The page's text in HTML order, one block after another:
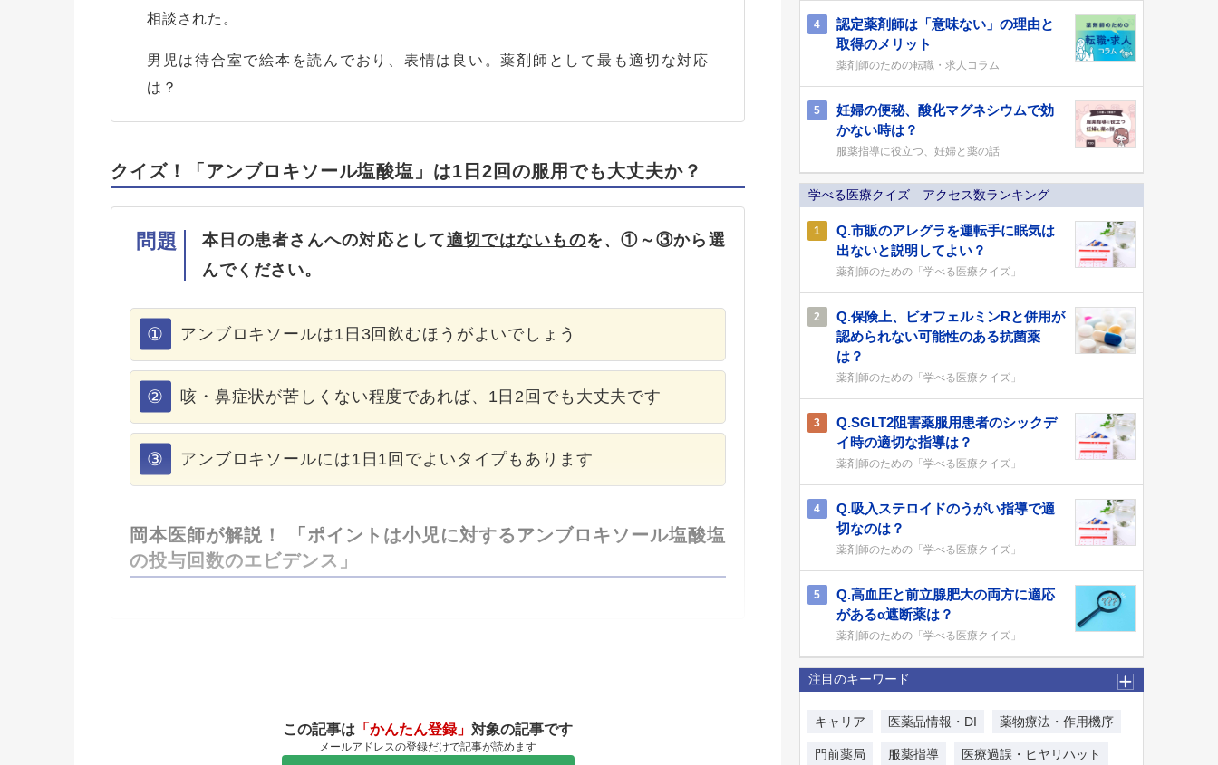
相談された。
男児は待合室で絵本を読んでおり、表情は良い。薬剤師として最も適切な対応
は？
クイズ！「アンブロキソール塩酸塩」は1日2回の服用でも大丈夫か？
問題 本日の患者さんへの対応として適切ではないものを、①～③から選
んでください。
① アンブロキソールは1日3回飲むほうがよいでしょう
② 咳・鼻症状が苦しくない程度であれば、1日2回でも大丈夫です
③ アンブロキソールには1日1回でよいタイプもあります
岡本医師が解説！ 「ポイントは小児に対するアンブロキソール塩酸塩
の投与回数のエビデンス」
この記事は 「かんたん登録」 対象の記事です
メールアドレスの登録だけで記事が読めます
4
認定薬剤師は「意味ない」の理由と
取得のメリット
薬剤師のための転職・求人コラム
5
妊婦の便秘、酸化マグネシウムで効
かない時は？
服薬指導に役立つ、妊婦と薬の話
学べる医療クイズ アクセス数ランキング
1
Q.市販のアレグラを運転手に眠気は
出ないと説明してよい？
薬剤師のための「学べる医療クイズ」
2
Q.保険上、ビオフェルミンRと併用が
認められない可能性のある抗菌薬
は？
薬剤師のための「学べる医療クイズ」
3
Q.SGLT2阻害薬服用患者のシックデ
イ時の適切な指導は？
薬剤師のための「学べる医療クイズ」
4
Q.吸入ステロイドのうがい指導で適
切なのは？
薬剤師のための「学べる医療クイズ」
5
Q.高血圧と前立腺肥大の両方に適応
があるα遮断薬は？
薬剤師のための「学べる医療クイズ」
注目のキーワード
キャリア 医薬品情報・DI 薬物療法・作用機序
門前薬局 服薬指導 医療過誤・ヒヤリハット